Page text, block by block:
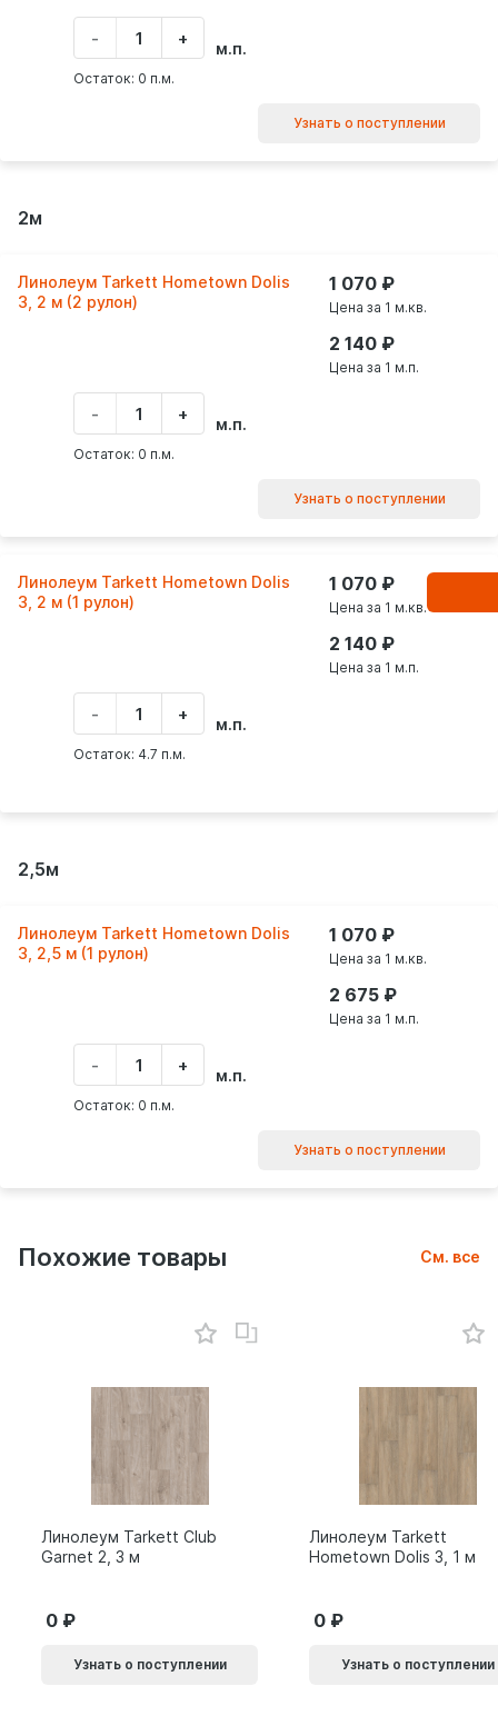
-
Укажите
количество
товара
+ м.п.
Остаток: 0 п.м.
Узнать о поступлении
2м
Линолеум Tarkett Hometown Dolis
3, 2 м (2 рулон)
1 070
Цена за 1 м.кв.
2 140
Цена за 1 м.п.
-
Укажите
количество
товара
+ м.п.
Остаток: 0 п.м.
Узнать о поступлении
Линолеум Tarkett Hometown Dolis
3, 2 м (1 рулон)
1 070
Цена за 1 м.кв.
2 140
Цена за 1 м.п.
-
Укажите
количество
товара
+ м.п.
Остаток: 4.7 п.м.
2,5м
Линолеум Tarkett Hometown Dolis
3, 2,5 м (1 рулон)
1 070
Цена за 1 м.кв.
2 675
Цена за 1 м.п.
-
Укажите
количество
товара
+ м.п.
Остаток: 0 п.м.
Узнать о поступлении
Похожие товары См. все
Линолеум Tarkett Club
Garnet 2, 3 м
0
Узнать о поступлении
Линолеум Tarkett
Hometown Dolis 3, 1 м
0
Узнать о поступлении